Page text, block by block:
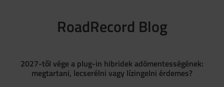
RoadRecord Blog
2027-től vége a plug-in hibridek adómentességének:
megtartani, lecserélni vagy lízingelni érdemes?